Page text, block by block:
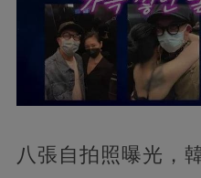
八張自拍照曝光，